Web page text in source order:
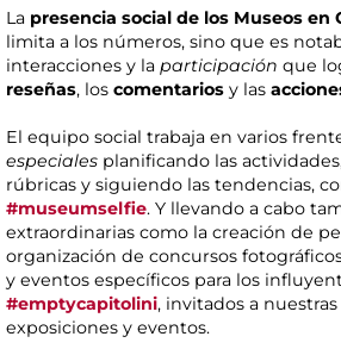
La presencia social de los Museos en
limita a los números, sino que es
interacciones y la participación que
reseñas, los comentarios y las
El equipo social trabaja en varios
especiales planificando las
rúbricas y siguiendo las tendencias,
#museumselfie. Y llevando a cabo
extraordinarias como la creación de
organización de concursos
y eventos específicos para los
#emptycapitolini, invitados a
exposiciones y eventos.